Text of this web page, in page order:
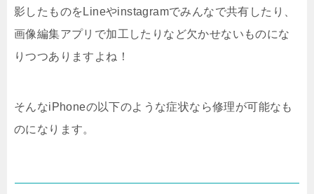
影したものをLineやinstagramでみんなで共有したり、
画像編集アプリで加工したりなど欠かせないものにな
りつつありますよね！
そんなiPhoneの以下のような症状なら修理が可能なも
のになります。